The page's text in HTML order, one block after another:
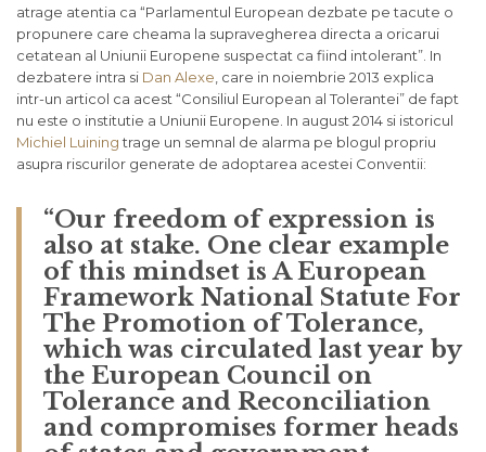
atrage atentia ca “Parlamentul European dezbate pe tacute o
propunere care cheama la supravegherea directa a oricarui
cetatean al Uniunii Europene suspectat ca fiind intolerant”. In
dezbatere intra si Dan Alexe , care in noiembrie 2013 explica
intr-un articol ca acest “Consiliul European al Tolerantei” de fapt
nu este o institutie a Uniunii Europene. In august 2014 si istoricul
Michiel Luiningtrage un semnal de alarma pe blogul propriu
asupra riscurilor generate de adoptarea acestei Conventii:
“Our freedom of expression is
also at stake. One clear example
of this mindset is A European
Framework National Statute For
The Promotion of Tolerance,
which was circulated last year by
the European Council on
Tolerance and Reconciliation
and compromises former heads